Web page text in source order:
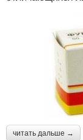
читать дальше →